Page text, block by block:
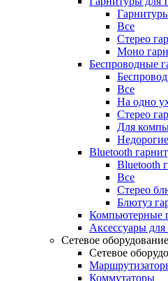
Все
Стерео
Моно
Беспроводные
Все
На одно
Стерео
Для
Недорогие
Bluetooth
Bluetooth
Все
Стерео
Блютуз
Компьютерные
Аксессуары для
Сетевое оборудование
Сетевое
Коммутаторы